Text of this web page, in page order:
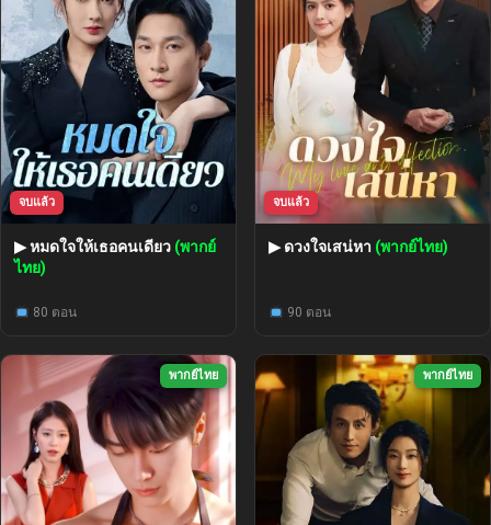
จบแล้ว
▶ หมดใจให้เธอคนเดียว (พากย์
ไทย)
80 ตอน
จบแล้ว
▶ ดวงใจเสน่หา (พากย์ไทย)
90 ตอน
พากย์ไทย พากย์ไทย